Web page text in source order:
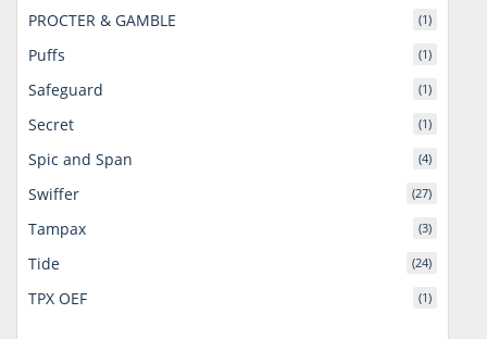
PROCTER & GAMBLE (1)
Puffs (1)
Safeguard (1)
Secret (1)
Spic and Span (4)
Swiffer (27)
Tampax (3)
Tide (24)
TPX OEF (1)